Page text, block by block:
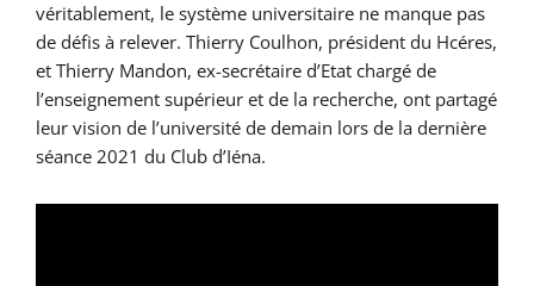
véritablement, le système universitaire ne manque pas
de défis à relever. Thierry Coulhon, président du Hcéres,
et Thierry Mandon, ex-secrétaire d’Etat chargé de
l’enseignement supérieur et de la recherche, ont partagé
leur vision de l’université de demain lors de la dernière
séance 2021 du Club d’Iéna.